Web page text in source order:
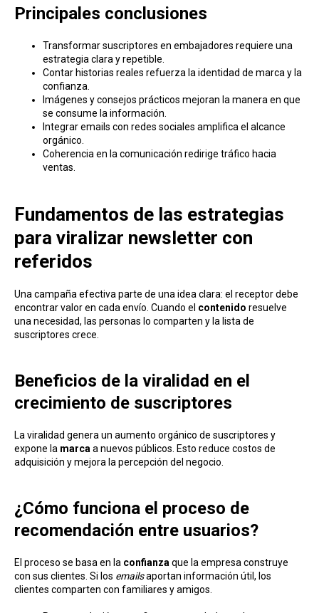
Principales conclusiones
Transformar suscriptores en embajadores requiere una
estrategia clara y repetible.
Contar historias reales refuerza la identidad de marca y la
confianza.
Imágenes y consejos prácticos mejoran la manera en que
se consume la información.
Integrar emails con redes sociales amplifica el alcance
orgánico.
Coherencia en la comunicación redirige tráfico hacia
ventas.
Fundamentos de las estrategias
para viralizar newsletter con
referidos
Una campaña efectiva parte de una idea clara: el receptor debe
encontrar valor en cada envío. Cuando el contenido resuelve
una necesidad, las personas lo comparten y la lista de
suscriptores crece.
Beneficios de la viralidad en el
crecimiento de suscriptores
La viralidad genera un aumento orgánico de su scriptores y
expone la marca a nuevos públicos. Esto reduce costos de
adquisición y mejora la percepción del negocio.
¿Cómo funciona el proceso de
recomendación entre usuarios?
El proceso se basa en la confianza que la empresa construye
con sus clientes. Si los emailsaportan información útil, los
clientes comparten con familiares y amigos.